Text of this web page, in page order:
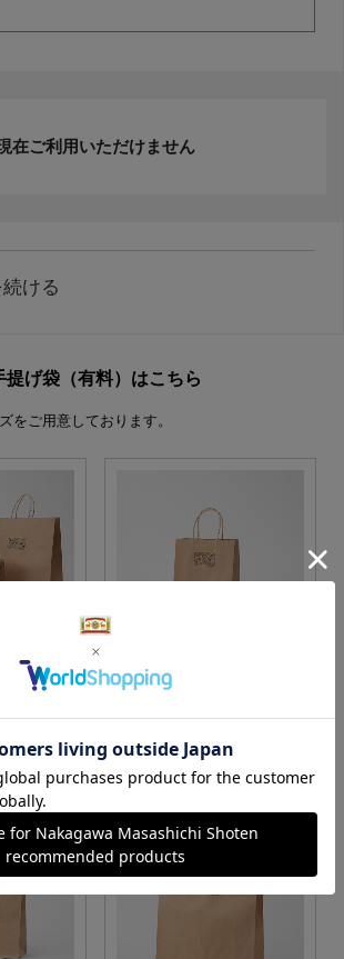
在ご利用いただけません
提げ袋（有料）はこちら
をご用意しております。
り当店に
れる
Sサイズ
カートに入れる